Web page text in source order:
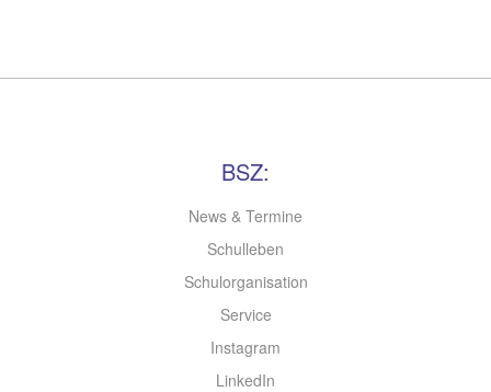
BSZ:
News & Termine
Schulleben
Schulorganisation
Service
Instagram
LinkedIn